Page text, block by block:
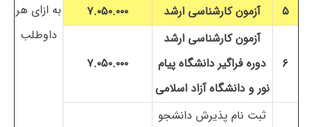
به ازای هر
داوطلب
۵ آزمون کارشناسی ارشد ۷.۰۵۰.۰۰۰
۶
آزمون کارشناسی ارشد
دوره فراگیر دانشگاه پیام
نور و دانشگاه آزاد اسلامی
۷.۰۵۰.۰۰۰
ثبت نام پذیرش دانشجو